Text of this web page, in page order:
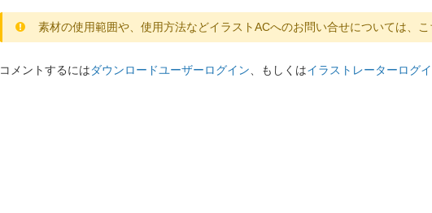
素材の使用範囲や、使用方法などイラストACへのお問い合せについては、
コメントするにはダウンロードユーザーログイン 、もしくはイラストレーターログ